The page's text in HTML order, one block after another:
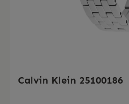
Calvin Klein 25100186